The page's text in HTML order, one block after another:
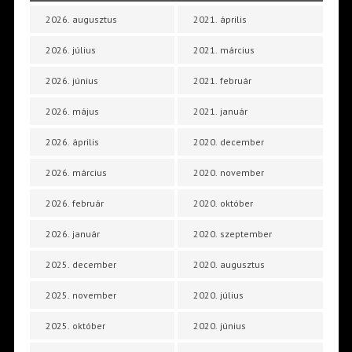
2026. augusztus
2026. július
2026. június
2026. május
2026. április
2026. március
2026. február
2026. január
2025. december
2025. november
2025. október
2021. április
2021. március
2021. február
2021. január
2020. december
2020. november
2020. október
2020. szeptember
2020. augusztus
2020. július
2020. június